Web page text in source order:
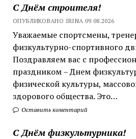
С Днём строителя!
ОПУБЛИКОВАНО IRINA 09.08.2026
Уважаемые спортсмены,
физкультурно-спортивного
Поздравляем вас с
праздником – Днем
физической культуры,
здорового общества. Это…
Оставить коментарий
С Днём физкультурника!